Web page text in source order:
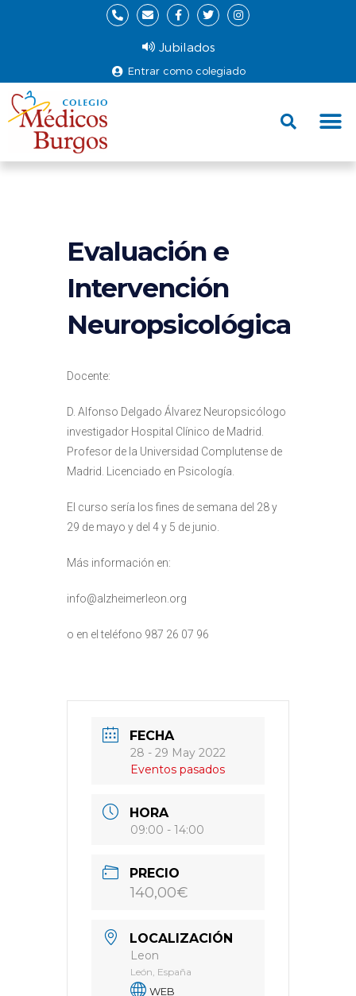
Entrar como colegiado
Jubilados
Evaluación e
Intervención
Neuropsicológica
Docente:
D. Alfonso Delgado Álvarez Neuropsicólogo
investigador Hospital Clínico de Madrid.
Profesor de la Universidad Complutense de
Madrid. Licenciado en Psicología.
El curso sería los fines de semana del 28 y
29 de mayo y del 4 y 5 de junio.
Más información en:
info@alzheimerleon.org
o en el teléfono 987 26 07 96
FECHA
28 - 29 May 2022
Eventos pasados
HORA
09:00 - 14:00
PRECIO
140,00€
LOCALIZACIÓN
Leon
León, España
WEB